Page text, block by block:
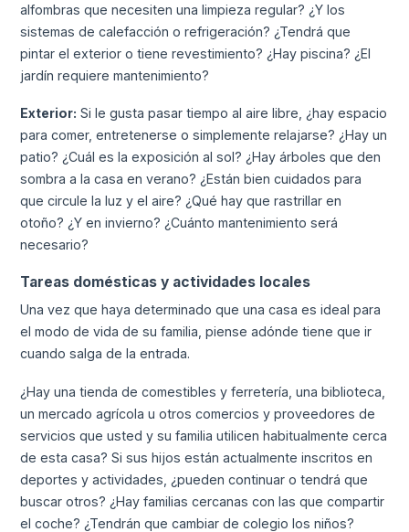
alfombras que necesiten una limpieza regular? ¿Y los
sistemas de calefacción o refrigeración? ¿Tendrá que
pintar el exterior o tiene revestimiento? ¿Hay piscina? ¿El
jardín requiere mantenimiento?
Exterior: Si le gusta pasar tiempo al aire libre, ¿hay espacio
para comer, entretenerse o simplemente relajarse? ¿Hay un
patio? ¿Cuál es la exposición al sol? ¿Hay árboles que den
sombra a la casa en verano? ¿Están bien cuidados para
que circule la luz y el aire? ¿Qué hay que rastrillar en
otoño? ¿Y en invierno? ¿Cuánto mantenimiento será
necesario?
Tareas domésticas y actividades locales
Una vez que haya determinado que una casa es ideal para
el modo de vida de su familia, piense adónde tiene que ir
cuando salga de la entrada.
¿Hay una tienda de comestibles y ferretería, una biblioteca,
un mercado agrícola u otros comercios y proveedores de
servicios que usted y su familia utilicen habitualmente cerca
de esta casa? Si sus hijos están actualmente inscritos en
deportes y actividades, ¿pueden continuar o tendrá que
buscar otros? ¿Hay familias cercanas con las que compartir
el coche? ¿Tendrán que cambiar de colegio los niños?